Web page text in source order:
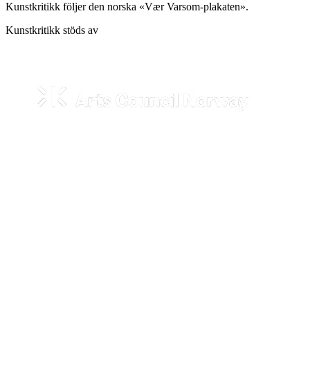
Kunstkritikk följer den norska «Vær Varsom-plakaten».
Kunstkritikk stöds av